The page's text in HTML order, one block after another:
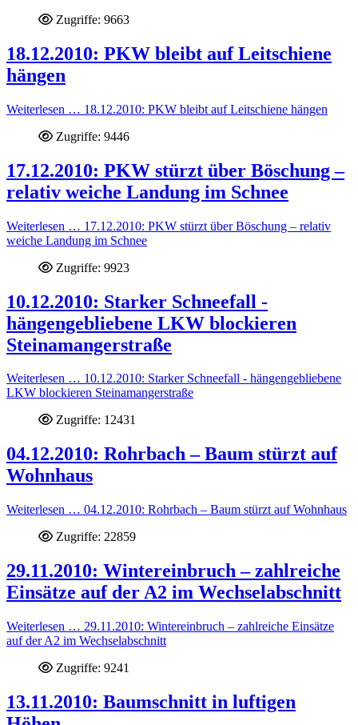
Zugriffe: 9663
18.12.2010: PKW bleibt auf Leitschiene
hängen
Weiterlesen … 18.12.2010: PKW bleibt auf Leitschiene hängen
Zugriffe: 9446
17.12.2010: PKW stürzt über Böschung –
relativ weiche Landung im Schnee
Weiterlesen … 17.12.2010: PKW stürzt über Böschung – relativ
weiche Landung im Schnee
Zugriffe: 9923
10.12.2010: Starker Schneefall -
hängengebliebene LKW blockieren
Steinamangerstraße
Weiterlesen … 10.12.2010: Starker Schneefall - hängengebliebene
LKW blockieren Steinamangerstraße
Zugriffe: 12431
04.12.2010: Rohrbach – Baum stürzt auf
Wohnhaus
Weiterlesen … 04.12.2010: Rohrbach – Baum stürzt auf Wohnhaus
Zugriffe: 22859
29.11.2010: Wintereinbruch – zahlreiche
Einsätze auf der A2 im Wechselabschnitt
Weiterlesen … 29.11.2010: Wintereinbruch – zahlreiche Einsätze
auf der A2 im Wechselabschnitt
Zugriffe: 9241
13.11.2010: Baumschnitt in luftigen